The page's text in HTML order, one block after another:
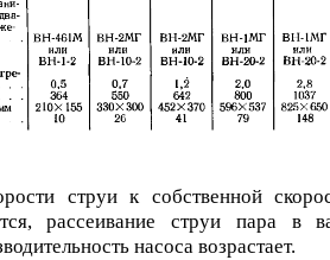
струи к собственной
рассеивание струи пара в
насоса возрастает.